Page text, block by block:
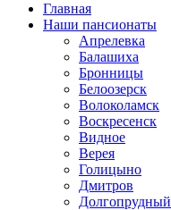
Главная
Наши пансионаты
Апрелевка
Балашиха
Бронницы
Белоозерск
Волоколамск
Воскресенск
Видное
Верея
Голицыно
Дмитров
Долгопрудный